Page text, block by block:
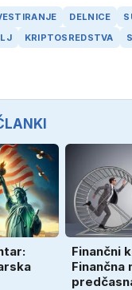
DELNICE
KRIPTOSREDSTVA
Finančni
Finančna